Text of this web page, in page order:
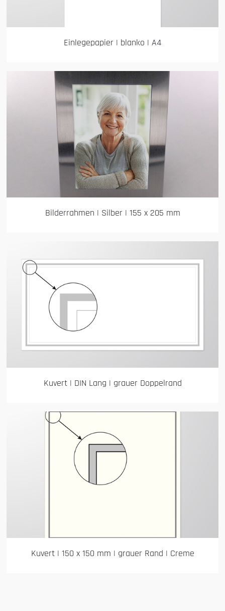
Einlegepapier | blanko | A4
Bilderrahmen | Silber | 155 x 205 mm
Kuvert | DIN Lang | grauer Doppelrand
Kuvert | 150 x 150 mm | grauer Rand | Creme